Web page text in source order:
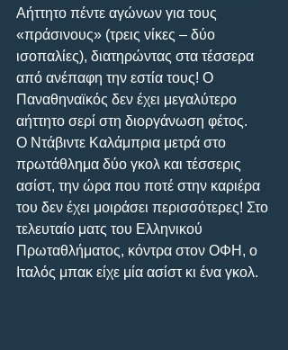
Αήττητο πέντε αγώνων για τους
«πράσινους» (τρεις νίκες – δύο
ισοπαλίες), διατηρώντας στα τέσσερα
από ανέπαφη την εστία τους! Ο
Παναθηναϊκός δεν έχει μεγαλύτερο
αήττητο σερί στη διοργάνωση φέτος.
Ο Ντάβιντε Καλάμπρια μετρά στο
πρωτάθλημα δύο γκολ και τέσσερις
ασίστ, την ώρα που ποτέ στην καριέρα
του δεν έχει μοιράσει περισσότερες! Στο
τελευταίο ματς του Ελληνικού
Πρωταθλήματος, κόντρα στον ΟΦΗ, ο
Ιταλός μπακ είχε μία ασίστ κι ένα γκολ.